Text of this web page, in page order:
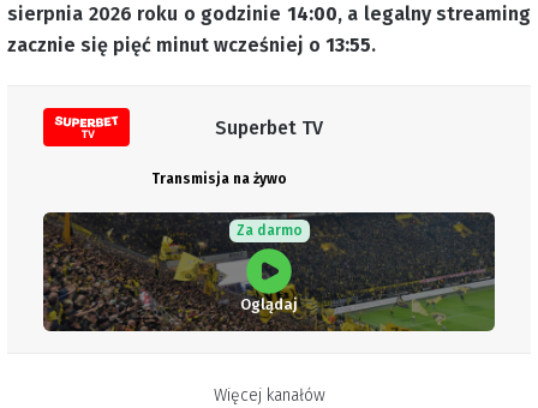
sierpnia 2026 roku o godzinie 14:00, a legalny streaming
zacznie się pięć minut wcześniej o 13:55.
Superbet TV
Transmisja na żywo
Za darmo
Oglądaj
Więcej kanałów